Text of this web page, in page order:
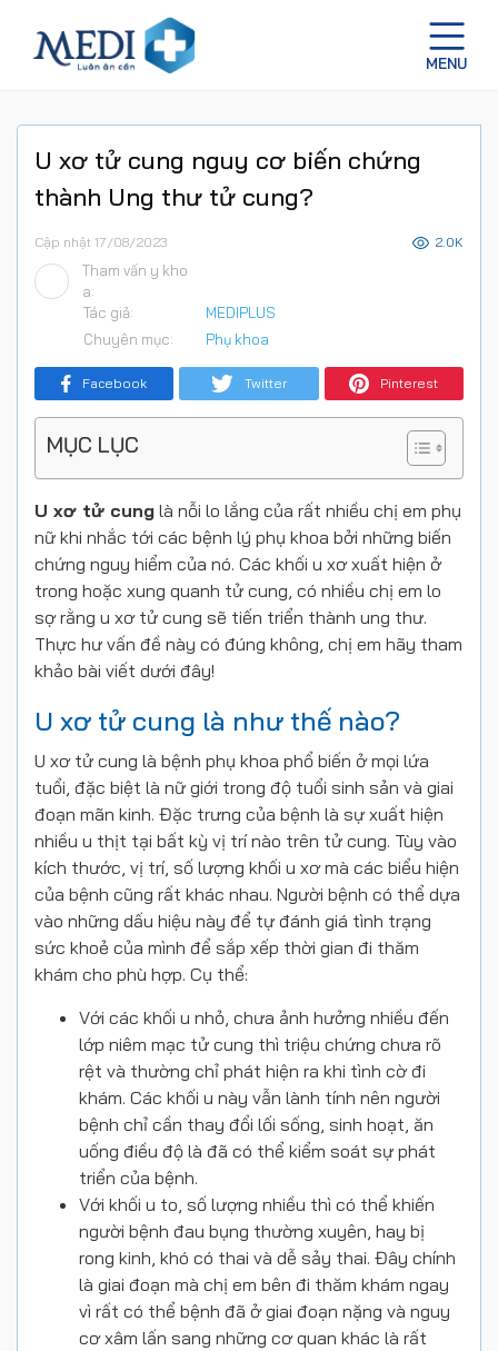
U xơ tử cung nguy cơ biến chứng
thành Ung thư tử cung?
Cập nhật 17/08/2023 2.0K
Tham vấn y kho
a:
Tác giả:
MEDIPLUS
Chuyên mục:
Phụ khoa
Facebook Twitter Pinterest
MỤC LỤC
U xơ tử cung là nỗi lo lắng của rất nhiều chị em phụ
nữ khi nhắc tới các bệnh lý phụ khoa bởi những biến
chứng nguy hiểm của nó. Các khối u xơ xuất hiện ở
trong hoặc xung quanh tử cung, có nhiều chị em lo
sợ rằng u xơ tử cung sẽ tiến triển thành ung thư.
Thực hư vấn đề này có đúng không, chị em hãy tham
khảo bài viết dưới đây!
U xơ tử cung là như thế nào?
U xơ tử cung là bệnh phụ khoa phổ biến ở mọi lứa
tuổi, đặc biệt là nữ giới trong độ tuổi sinh sản và giai
đoạn mãn kinh. Đặc trưng của bệnh là sự xuất hiện
nhiều u thịt tại bất kỳ vị trí nào trên tử cung. Tùy vào
kích thước, vị trí, số lượng khối u xơ mà các biểu hiện
của bệnh cũng rất khác nhau. Người bệnh có thể dựa
vào những dấu hiệu này để tự đánh giá tình trạng
sức khoẻ của mình để sắp xếp thời gian đi thăm
khám cho phù hợp. Cụ thể:
Với các khối u nhỏ, chưa ảnh hưởng nhiều đến
lớp niêm mạc tử cung thì triệu chứng chưa rõ
rệt và thường chỉ phát hiện ra khi tình cờ đi
khám. Các khối u này vẫn lành tính nên người
bệnh chỉ cần thay đổi lối sống, sinh hoạt, ăn
uống điều độ là đã có thể kiểm soát sự phát
triển của bệnh.
Với khối u to, số lượng nhiều thì có thể khiến
người bệnh đau bụng thường xuyên, hay bị
rong kinh, khó có thai và dễ sảy thai. Đây chính
là giai đoạn mà chị em bên đi thăm khám ngay
vì rất có thể bệnh đã ở giai đoạn nặng và nguy
cơ xâm lấn sang những cơ quan khác là rất